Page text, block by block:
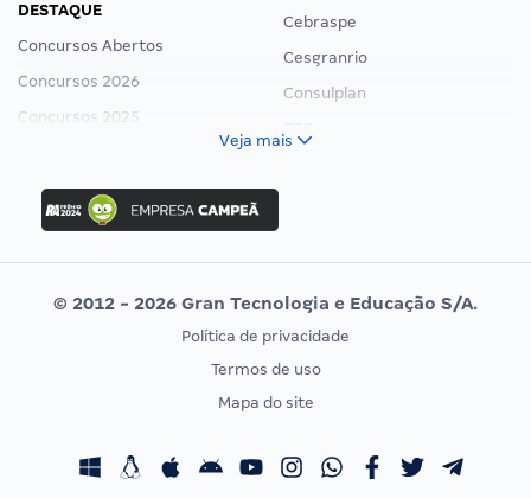
DESTAQUE
Concursos Abertos
Concursos 2026
Concursos 2025
Concurso Ibama
Concurso MPU
Editais publicados
Cebraspe
Cesgranrio
Consulplan
Vunesp
CONCURSOS POR PROFISSÃO
Concursos Fiscais
EXAME DE ORDEM
Calendário OAB
Veja mais
© 2012 - 2026 Gran Tecnologia e Educação S/A.
Política de privacidade
Termos de uso
Mapa do site